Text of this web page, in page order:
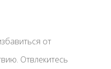
от
Отвлекитесь